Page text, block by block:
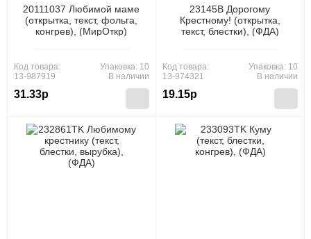
20111037 Любимой маме
(открытка, текст, фольга,
конгрев), (МирОткр)
Код товара:
13-987919
31.33р
Упаковка: 10
В наличии
23145B Дорогому
Крестному! (открытка,
текст, блестки), (ФДА)
Код товара:
13-974321
19.15р
Упаковка: 10
В наличии